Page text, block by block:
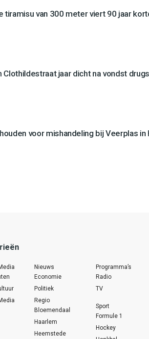
tiramisu van 300 meter viert 90 jaar
Clothildestraat jaar dicht na vondst
voor mishandeling bij Veerplas in
Nieuws
Economie
Politiek
Regio
Bloemendaal
Haarlem
Heemstede
Programma’s
Radio
TV
Sport
Formule 1
Hockey